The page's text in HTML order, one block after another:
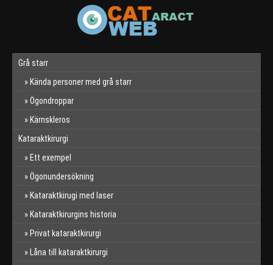
Grå starr
Kända personer med grå starr
Ögondroppar
Kärnskleros
Kataraktkirurgi
Ett exempel
Ögonundersökning
Kataraktkirugi med laser
Kataraktkirurgins historia
Privat kataraktkirurgi
Låna till kataraktkirurgi